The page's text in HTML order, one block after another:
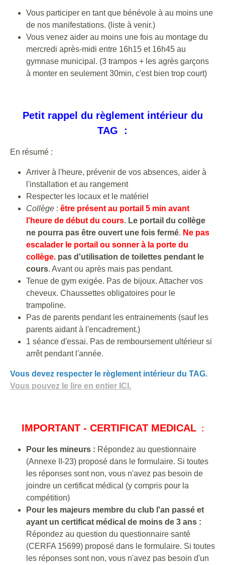
Vous participer en tant que bénévole à au moins une
de nos manifestations. (liste à venir.)
Vous venez aider au moins une fois au montage du
mercredi après-midi entre 16h15 et 16h45 au
gymnase municipal. (3 trampos + les agrès garçons
à monter en seulement 30min, c'est bien trop court)
Petit rappel du règlement intérieur du
TAG :
En résumé :
Arriver à l'heure, prévenir de vos absences, aider à
l'installation et au rangement
Respecter les locaux et le matériel
Collège : être présent au portail 5 min avant
l'heure de début du cours. Le portail du collège
ne pourra pas être ouvert une fois fermé. Ne pas
escalader le portail ou sonner à la porte du
collège. pas d'utilisation de toilettes pendant le
cours. Avant ou après mais pas pendant.
Tenue de gym exigée. Pas de bijoux. Attacher vos
cheveux. Chaussettes obligatoires pour le
trampoline.
Pas de parents pendant les entrainements (sauf les
parents aidant à l'encadrement.)
1 séance d'essai. Pas de remboursement ultérieur si
arrêt pendant l'année.
Vous devez respecter le règlement intérieur du TAG.
Vous pouvez le lire en entier ICI.
IMPORTANT - CERTIFICAT MEDICAL :
Pour les mineurs : Répondez au questionnaire
(Annexe II-23) proposé dans le formulaire. Si toutes
les réponses sont non, vous n'avez pas besoin de
joindre un certificat médical (y compris pour la
compétition)
Pour les majeurs membre du club l'an passé et
ayant un certificat médical de moins de 3 ans :
Répondez au question du questionnaire santé
(CERFA 15699) proposé dans le formulaire. Si toutes
les réponses sont non, vous n'avez pas besoin d'un